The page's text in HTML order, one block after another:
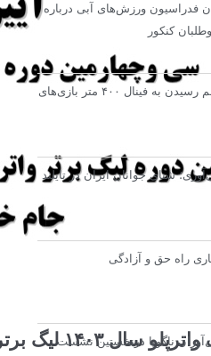
سال ۱۴۰۳ لیگ برتر
فدراسیون ورزش‌های آبی درباره
کنکور
محمد قاسمی: هدفم رسیدن به فینال ۴۰۰ متر بازی‌های
شنای جوانان ایران در تایلند
راه حق و آزادگی
ناگویا درنخستین نشست